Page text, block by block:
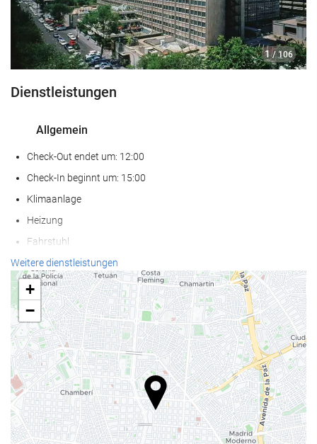
1 / 106
Dienstleistungen
Allgemein
Check-Out endet um: 12:00
Check-In beginnt um: 15:00
Klimaanlage
Heizung
Fahrstuhl
Zugang für Personen mit eingeschränkter Mobilität
Nichtraucher-Räume
Nichtraucherunterkunft (Alle öffentlichen und privaten Bereiche
sind Nichtraucherzonen)
Schallisolierte Zimmer
Haustiere nicht erlaubt
Nahrungsmittel und Getränke
Restaurant
À-la-carte-Restaurant
Weitere dienstleistungen
+
−